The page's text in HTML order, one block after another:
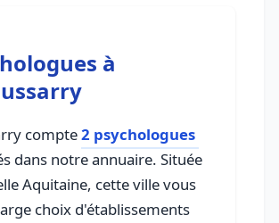
à
compte2 psychologues
dans notre annuaire. Située
Aquitaine, cette ville vous
choix d'établissements